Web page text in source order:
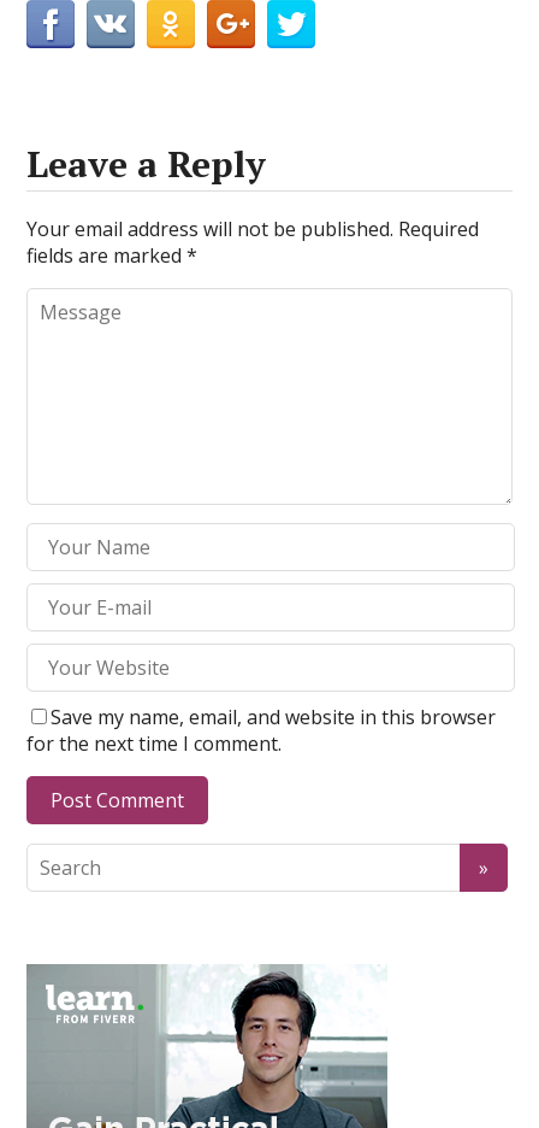
Leave a Reply
Your email address will not be published. Required
fields are marked*
Save my name, email, and website in this browser
for the next time I comment.